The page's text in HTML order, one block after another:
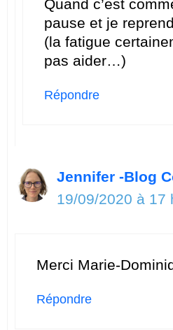
Quand c’est
pause et je
(la fatigue
pas aider…)
Répondre
Jennifer -Blog
19/09/2020 à 17
Merci Marie-
Répondre